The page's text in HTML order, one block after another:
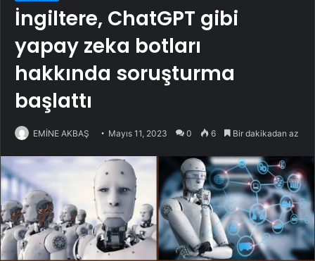
İngiltere, ChatGPT gibi
yapay zeka botları
hakkında soruşturma
başlattı
EMİNE AKBAŞ Mayıs 11, 2023 0 6 Bir dakikadan az